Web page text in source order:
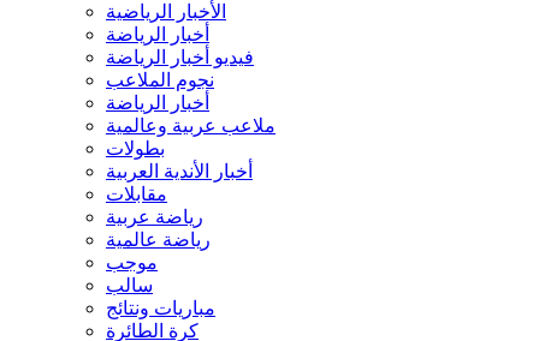
الأخبار الرياضية
أخبار الرياضة
فيديو أخبار الرياضة
نجوم الملاعب
أخبار الرياضة
ملاعب عربية وعالمية
بطولات
أخبار الأندية العربية
مقابلات
رياضة عربية
رياضة عالمية
موجب
سالب
مباريات ونتائج
كرة الطائرة